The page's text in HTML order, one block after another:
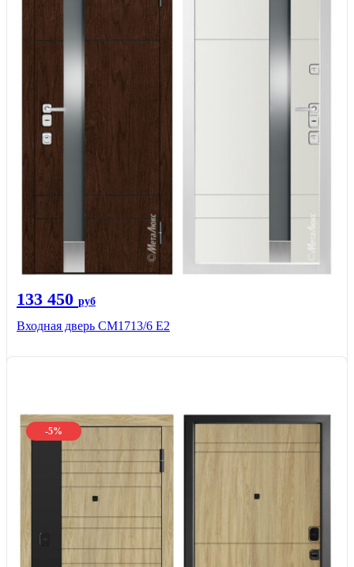
133 450 руб
Входная дверь CМ1713/6 E2
-5%